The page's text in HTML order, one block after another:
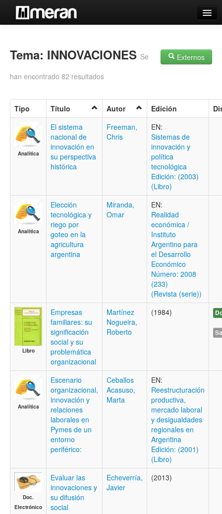
Búsqueda Avanzada
Iniciar sesión
Externos
Tema: INNOVACIONES Se
han encontrado 82 resultados
Tipo Título Autor Edición
Analítica
El sistema
nacional de
innovación en
su perspectiva
histórica
Freeman,
Chris
EN:
Sistemas de
innovación y
política
tecnológica
Edición: (2003)
(Libro)
Analítica
Elección
tecnológica y
riego por
goteo en la
agricultura
argentina
Miranda,
Omar
EN:
Realidad
económica /
Instituto
Argentino para
el Desarrollo
Económico
Número: 2008
(233)
(Revista (serie))
Libro
Empresas
familiares: su
significación
social y su
problemática
organizacional
Martínez
Nogueira,
Roberto
(1984)
Analítica
Escenario
organizacional,
innovación y
relaciones
laborales en
Pymes de un
entorno
periférico:
Ceballos
Acasuso,
Marta
EN:
Reestructuración
productiva,
mercado laboral
y desigualdades
regionales en
Argentina
Edición: (2001)
(Libro)
Doc.
Electrónico
Evaluar las
innovaciones y
su difusión
social
Echeverría,
Javier
(2013)